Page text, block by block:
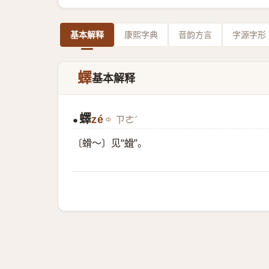
基本解释 康熙字典 音韵方言 字源字形
蠌基本解释
● 蠌zé ㄗㄜˊ
〔螖～〕见“螖”。